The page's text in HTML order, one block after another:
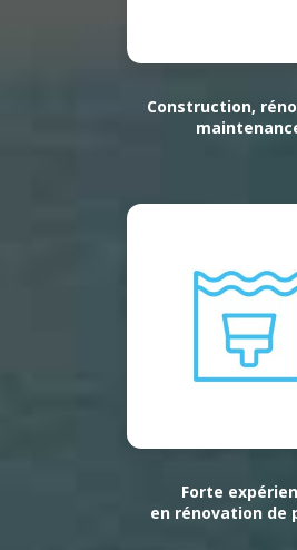
Construction,
Forte
en rénovation de